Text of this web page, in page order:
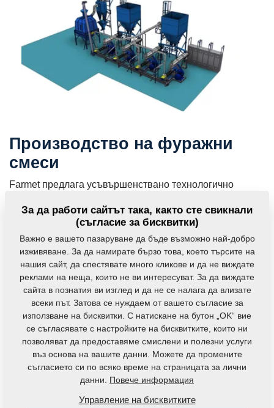
Производство на фуражни
смеси
Farmet предлага усъвършенствано технологично
смеси.
Повече информация
MVKS - Малки фуражни цехове
Малките производствени съоръжения се предлагат с
автоматична пневматична мелница (MVKS-s) или с...
За да работи сайтът така, както сте свикнали
(съгласие за бисквитки)
Важно е вашето пазаруване да бъде възможно най-добро
изживяване. За да намирате бързо това, което търсите на
нашия сайт, да спестявате много кликове и да не виждате
реклами на неща, които не ви интересуват. За да виждате
сайта в познатия ви изглед и да не се налага да влизате
всеки път. Затова се нуждаем от вашето съгласие за
използване на бисквитки. С натискане на бутон „OK“ вие
се съгласявате с настройките на бисквитките, които ни
позволяват да предоставяме смислени и полезни услуги
въз основа на вашите данни. Можете да промените
съгласието си по всяко време на страницата за лични
данни. Повече информация
Управление на бисквитките